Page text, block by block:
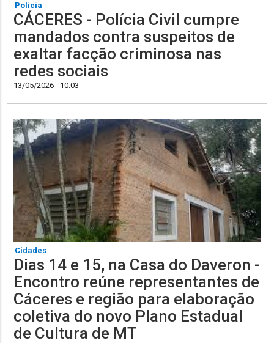
Polícia
CÁCERES - Polícia Civil cumpre
mandados contra suspeitos de
exaltar facção criminosa nas
redes sociais
13/05/2026 - 10:03
Cidades
Dias 14 e 15, na Casa do Daveron -
Encontro reúne representantes de
Cáceres e região para elaboração
coletiva do novo Plano Estadual
de Cultura de MT